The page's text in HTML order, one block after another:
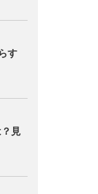
す
見